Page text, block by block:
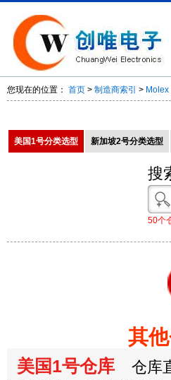
您现在的位置： 首页 > 制造商索引 > Molex
美国1号分类选型 新加坡2号分类选型
搜
50个
其
美国1号仓库 仓库